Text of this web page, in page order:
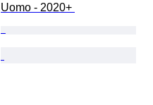
Uomo - 2020+